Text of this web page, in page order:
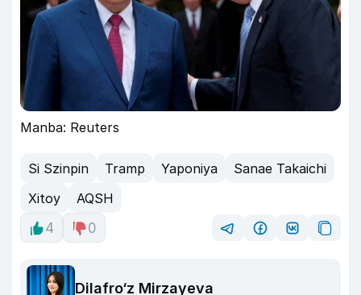
Manba: Reuters
Si Szinpin Tramp Yaponiya
Sanae Takaichi
Xitoy
AQSH
4
0
Dilafro‘z Mirzayeva